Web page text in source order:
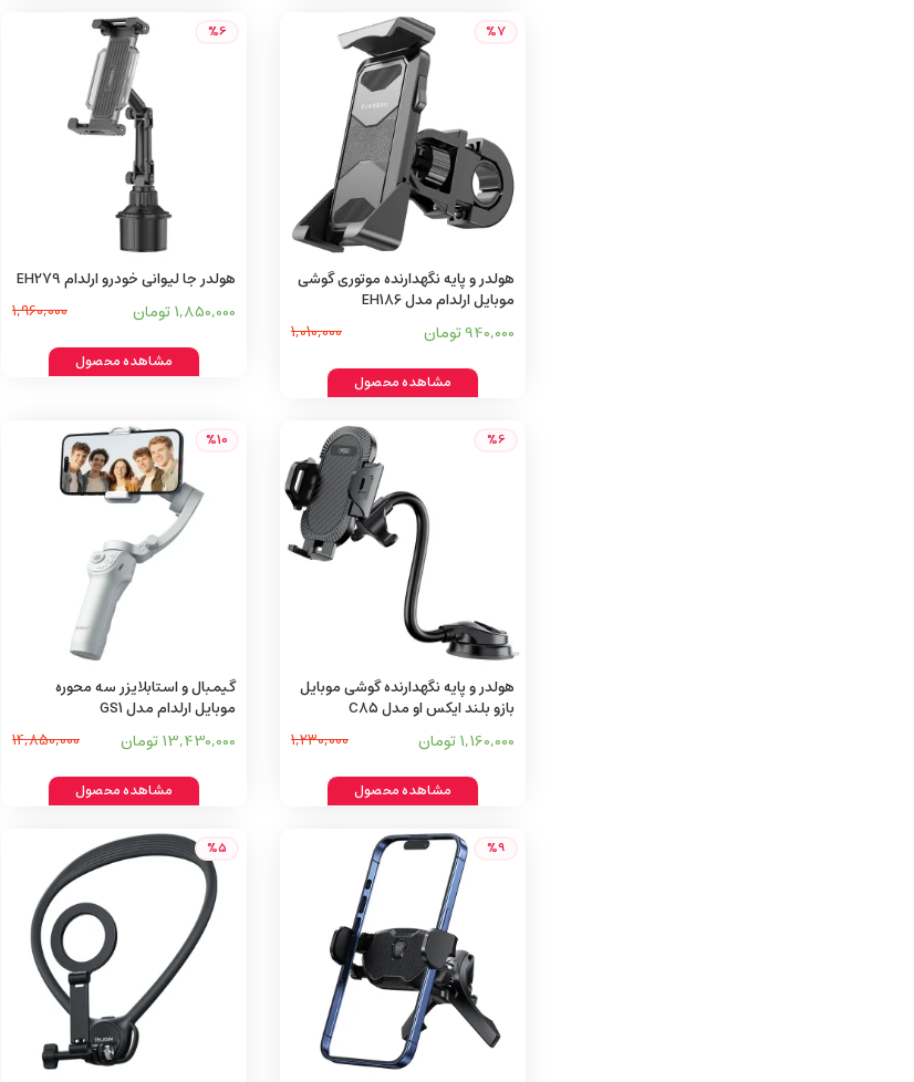
%7
هولدر و پایه نگهدارنده موتوری گوشی
موبایل ارلدام مدل EH186
940,000 تومان 1,010,000
مشاهده محصول
%6
هولدر جا لیوانی خودرو ارلدام EH279
1,850,000 تومان 1,960,000
مشاهده محصول
%6
هولدر و پایه نگهدارنده گوشی موبایل
بازو بلند ایکس او مدل C85
1,160,000 تومان 1,230,000
مشاهده محصول
%10
گیمبال و استابلایزر سه محوره
موبایل ارلدام مدل GS1
13,430,000 تومان 14,850,000
مشاهده محصول
%9
%5